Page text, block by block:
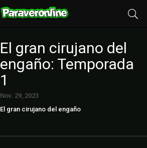
El gran cirujano del
engaño: Temporada
1
Nov. 29, 2023
El gran cirujano del engaño